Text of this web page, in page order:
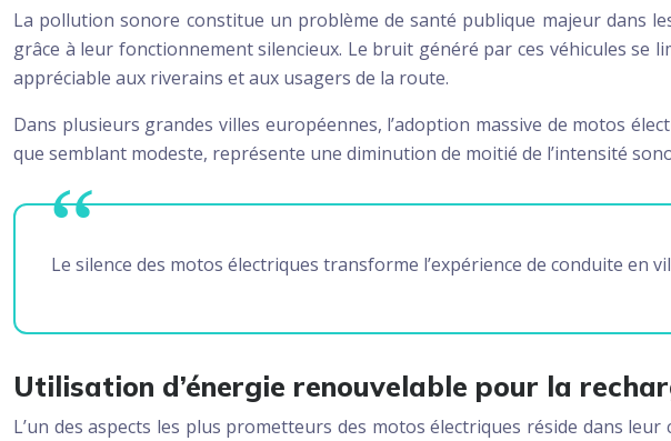
La pollution sonore constitue un problème de santé publique majeur dans
grâce à leur fonctionnement silencieux. Le bruit généré par ces véhicules
appréciable aux riverains et aux usagers de la route.
Dans plusieurs grandes villes européennes, l’adoption massive de motos
que semblant modeste, représente une diminution de moitié de l’intensité
Le silence des motos électriques transforme l’expérience de conduite
Utilisation d’énergie renouvelable pour la
L’un des aspects les plus prometteurs des motos électriques réside dans